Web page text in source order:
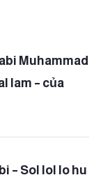
Muhammad
lam – của
– Sol lol lo hu